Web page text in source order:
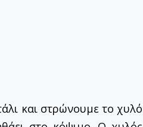
και στρώνουμε το χυλό